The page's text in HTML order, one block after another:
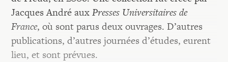
Jacques André auxPresses Universitaires de
France, où sont parus deux ouvrages. D’autres
publications, d’autres journées d’études, eurent
lieu, et sont prévues.